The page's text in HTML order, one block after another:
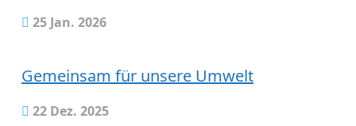
25 Jan. 2026
Gemeinsam für unsere Umwelt
22 Dez. 2025